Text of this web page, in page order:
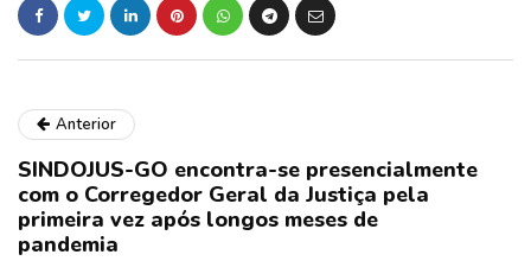
Anterior
SINDOJUS-GO encontra-se presencialmente
com o Corregedor Geral da Justiça pela
primeira vez após longos meses de
pandemia